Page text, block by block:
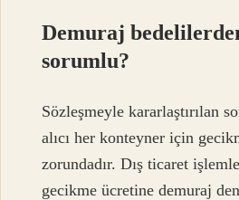
Demuraj
sorumlu?
Sözleşmeyle kararlaştırılan
alıcı her konteyner için
zorundadır. Dış ticaret
gecikme ücretine demuraj